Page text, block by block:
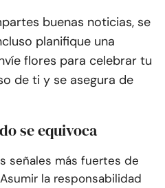
buenas noticias, se
planifique una
flores para celebrar tu
de ti y se asegura de
se equivoca
señales más fuertes de
la responsabilidad